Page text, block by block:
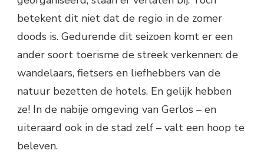
betekent dit niet dat de regio in de zomer
doods is. Gedurende dit seizoen komt er een
ander soort toerisme de streek verkennen: de
wandelaars, fietsers en liefhebbers van de
natuur bezetten de hotels. En gelijk hebben
ze! In de nabije omgeving van Gerlos – en
uiteraard ook in de stad zelf – valt een hoop te
beleven.